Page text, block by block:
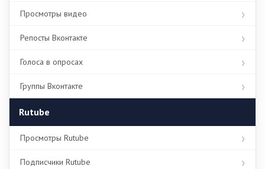
Просмотры видео
Репосты Вконтакте
Голоса в опросах
Группы Вконтакте
Rutube
Просмотры Rutube
Подписчики Rutube